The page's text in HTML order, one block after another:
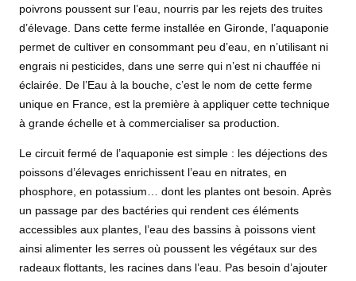
poivrons poussent sur l’eau, nourris par les rejets des truites
d’élevage. Dans cette ferme installée en Gironde, l’aquaponie
permet de cultiver en consommant peu d’eau, en n’utilisant ni
engrais ni pesticides, dans une serre qui n’est ni chauffée ni
éclairée. De l’Eau à la bouche, c’est le nom de cette ferme
unique en France, est la première à appliquer cette technique
à grande échelle et à commercialiser sa production.
Le circuit fermé de l’aquaponie est simple : les déjections des
poissons d’élevages enrichissent l’eau en nitrates, en
phosphore, en potassium… dont les plantes ont besoin. Après
un passage par des bactéries qui rendent ces éléments
accessibles aux plantes, l’eau des bassins à poissons vient
ainsi alimenter les serres où poussent les végétaux sur des
radeaux flottants, les racines dans l’eau. Pas besoin d’ajouter